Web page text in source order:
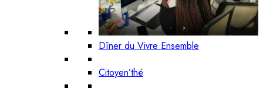
Dîner du Vivre Ensemble
Citoyen’thé